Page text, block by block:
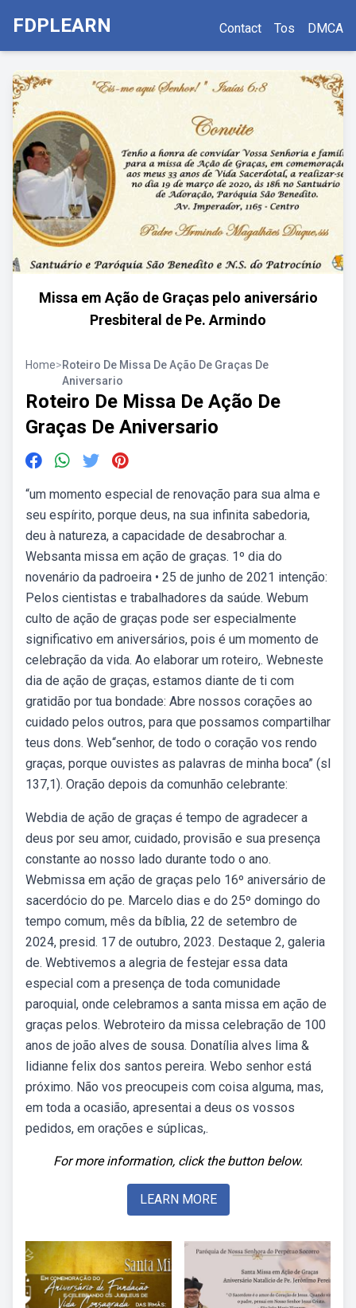
FDPLEARN Contact Tos DMCA
Missa em Ação de Graças pelo aniversário
Presbiteral de Pe. Armindo
Home>Roteiro De Missa De Ação De Graças De
Aniversario
Roteiro De Missa De Ação De
Graças De Aniversario
“um momento especial de renovação para sua alma e
seu espírito, porque deus, na sua infinita sabedoria,
deu à natureza, a capacidade de desabrochar a.
Websanta missa em ação de graças. 1º dia do
novenário da padroeira • 25 de junho de 2021 intenção:
Pelos cientistas e trabalhadores da saúde. Webum
culto de ação de graças pode ser especialmente
significativo em aniversários, pois é um momento de
celebração da vida. Ao elaborar um roteiro,. Webneste
dia de ação de graças, estamos diante de ti com
gratidão por tua bondade: Abre nossos corações ao
cuidado pelos outros, para que possamos compartilhar
teus dons. Web“senhor, de todo o coração vos rendo
graças, porque ouvistes as palavras de minha boca” (sl
137,1). Oração depois da comunhão celebrante:
Webdia de ação de graças é tempo de agradecer a
deus por seu amor, cuidado, provisão e sua presença
constante ao nosso lado durante todo o ano.
Webmissa em ação de graças pelo 16º aniversário de
sacerdócio do pe. Marcelo dias e do 25º domingo do
tempo comum, mês da bíblia, 22 de setembro de
2024, presid. 17 de outubro, 2023. Destaque 2, galeria
de. Webtivemos a alegria de festejar essa data
especial com a presença de toda comunidade
paroquial, onde celebramos a santa missa em ação de
graças pelos. Webroteiro da missa celebração de 100
anos de joão alves de sousa. Donatília alves lima &
lidianne felix dos santos pereira. Webo senhor está
próximo. Não vos preocupeis com coisa alguma, mas,
em toda a ocasião, apresentai a deus os vossos
pedidos, em orações e súplicas,.
For more information, click the button below.
LEARN MORE